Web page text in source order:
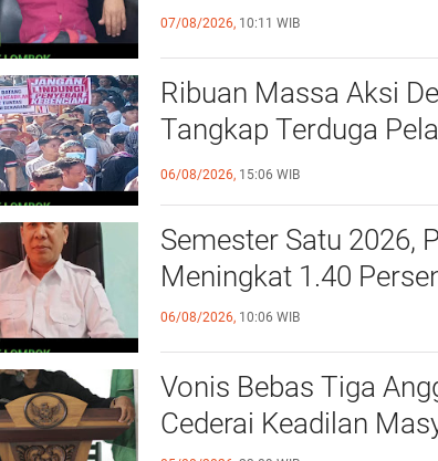
07/08/2026, 10:11 WIB
Ribuan Massa Aksi
Tangkap Terduga
Terhadap Bupati di
06/08/2026, 15:06 WIB
Semester Satu 2026,
Meningkat 1.40
06/08/2026, 10:06 WIB
Vonis Bebas Tiga
Cederai Keadilan